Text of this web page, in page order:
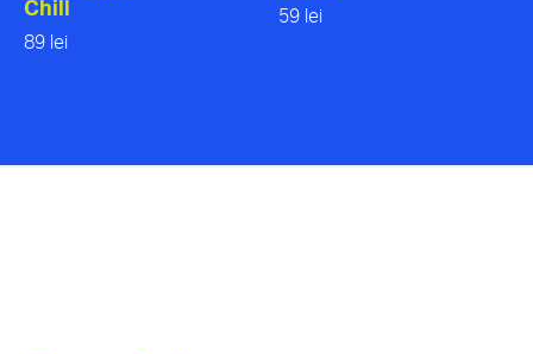
Chill
89 lei
59 lei